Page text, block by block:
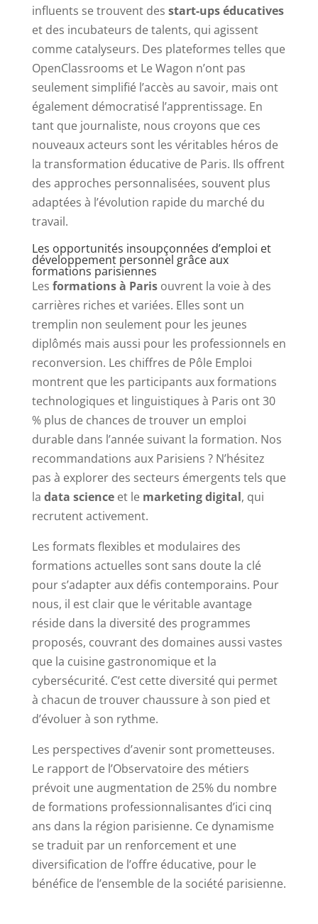
influents se trouvent des start-ups éducatives
et des incubateurs de talents, qui agissent
comme catalyseurs. Des plateformes telles que
OpenClassrooms et Le Wagon n’ont pas
seulement simplifié l’accès au savoir, mais ont
également démocratisé l’apprentissage. En
tant que journaliste, nous croyons que ces
nouveaux acteurs sont les véritables héros de
la transformation éducative de Paris. Ils offrent
des approches personnalisées, souvent plus
adaptées à l’évolution rapide du marché du
travail.
Les opportunités insoupçonnées d’emploi et
développement personnel grâce aux
formations parisiennes
Les formations à Parisouvrent la voie à des
carrières riches et variées. Elles sont un
tremplin non seulement pour les jeunes
diplômés mais aussi pour les professionnels en
reconversion. Les chiffres de Pôle Emploi
montrent que les participants aux formations
technologiques et linguistiques à Paris ont 30
% plus de chances de trouver un emploi
durable dans l’année suivant la formation. Nos
recommandations aux Parisiens ? N’hésitez
pas à explorer des secteurs émergents tels que
la data scienceet le marketing digital, qui
recrutent activement.
Les formats flexibles et modulaires des
formations actuelles sont sans doute la clé
pour s’adapter aux défis contemporains. Pour
nous, il est clair que le véritable avantage
réside dans la diversité des programmes
proposés, couvrant des domaines aussi vastes
que la cuisine gastronomique et la
cybersécurité. C’est cette diversité qui permet
à chacun de trouver chaussure à son pied et
d’évoluer à son rythme.
Les perspectives d’avenir sont prometteuses.
Le rapport de l’Observatoire des métiers
prévoit une augmentation de 25% du nombre
de formations professionnalisantes d’ici cinq
ans dans la région parisienne. Ce dynamisme
se traduit par un renforcement et une
diversification de l’offre éducative, pour le
bénéfice de l’ensemble de la société parisienne.